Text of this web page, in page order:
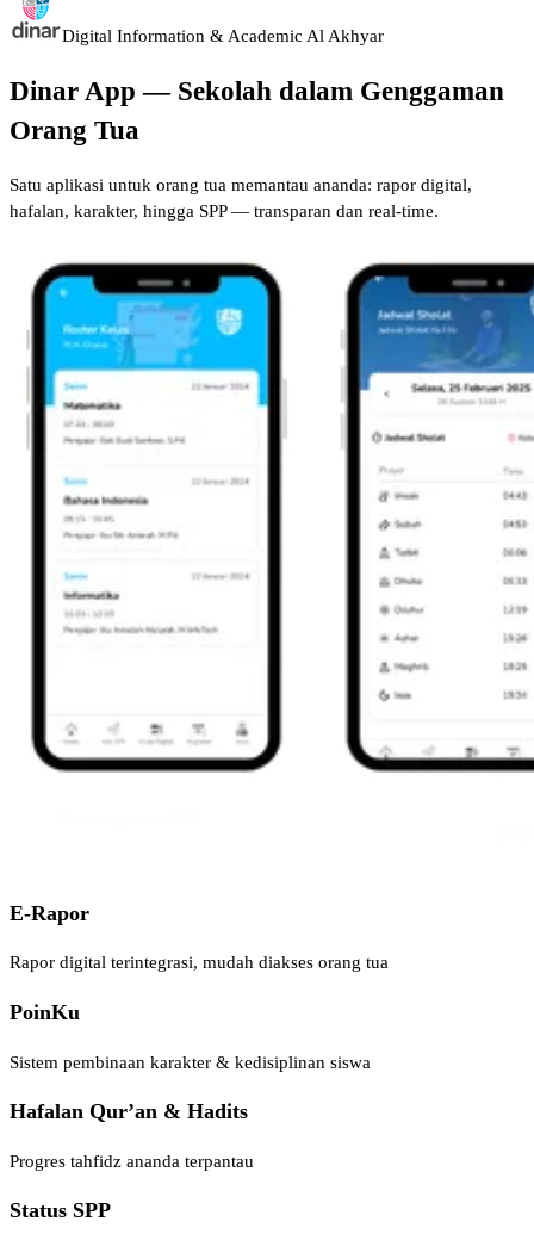
Digital Information & Academic Al Akhyar
Dinar App — Sekolah dalam Genggaman
Orang Tua
Satu aplikasi untuk orang tua memantau ananda: rapor digital,
hafalan, karakter, hingga SPP — transparan dan real-time.
E-Rapor
Rapor digital terintegrasi, mudah diakses orang tua
PoinKu
Sistem pembinaan karakter & kedisiplinan siswa
Hafalan Qur’an & Hadits
Progres tahfidz ananda terpantau
Status SPP